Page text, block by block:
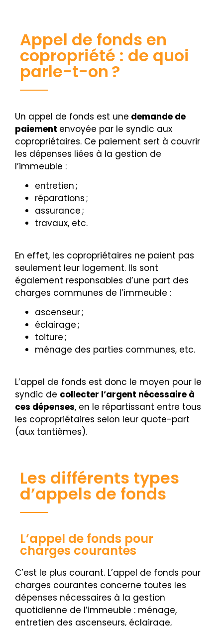
Appel de fonds en
copropriété : de quoi
parle-t-on ?
Un appel de fonds est une demande de
paiement envoyée par le syndic aux
copropriétaires. Ce paiement sert à couvrir
les dépenses liées à la gestion de
l’immeuble :
entretien ;
réparations ;
assurance ;
travaux, etc.
En effet, les copropriétaires ne paient pas
seulement leur logement. Ils sont
également responsables d’une part des
charges communes de l’immeuble :
ascenseur ;
éclairage ;
toiture ;
ménage des parties communes, etc.
L’appel de fonds est donc le moyen pour le
syndic de collecter l’argent nécessaire à
ces dépenses, en le répartissant entre tous
les copropriétaires selon leur quote-part
(aux tantièmes).
Les différents types
d’appels de fonds
L’appel de fonds pour
charges courantes
C’est le plus courant. L’appel de fonds pour
charges courantes concerne toutes les
dépenses nécessaires à la gestion
quotidienne de l’immeuble : ménage,
entretien des ascenseurs, éclairage,